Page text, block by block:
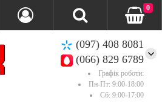
(097) 408 8081
(066) 829 6789
Графік роботи:
Пн-Пт: 9:00-18:00
Сб: 9:00-17:00
0